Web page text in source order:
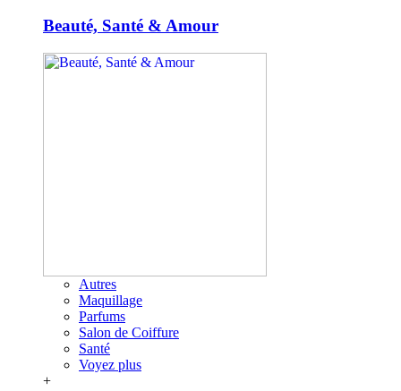
Beauté, Santé & Amour
Autres
Maquillage
Parfums
Salon de Coiffure
Santé
Voyez plus
+